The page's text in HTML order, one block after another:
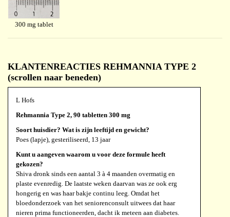
300 mg tablet
KLANTENREACTIES REHMANNIA TYPE 2
(scrollen naar beneden)
L Hofs
Rehmannia Type 2, 90 tabletten 300 mg
Soort huisdier? Wat is zijn leeftijd en gewicht?
Poes (lapje), gesteriliseerd, 13 jaar
Kunt u aangeven waarom u voor deze formule heeft
gekozen?
Shiva dronk sinds een aantal 3 à 4 maanden overmatig en
plaste evenredig. De laatste weken daarvan was ze ook erg
hongerig en was haar bakje continu leeg. Omdat het
bloedonderzoek van het seniorenconsult uitwees dat haar
nieren prima functioneerden, dacht ik meteen aan diabetes.